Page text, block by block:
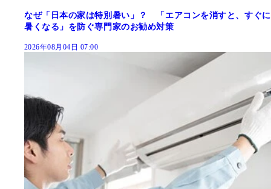
なぜ「日本の家は特別暑い」？ 「エアコンを消すと、すぐに
暑くなる」を防ぐ専門家のお勧め対策
2026年08月04日 07:00